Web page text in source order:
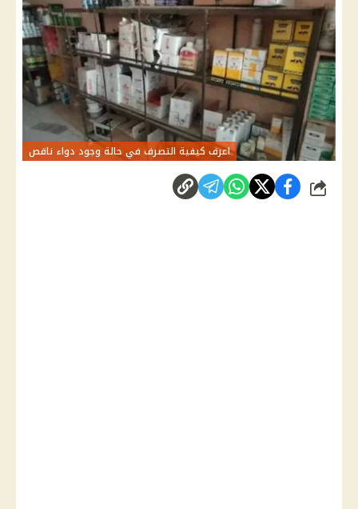
اعرف كيفية التصرف في حالة وجود دواء ناقص
شارك